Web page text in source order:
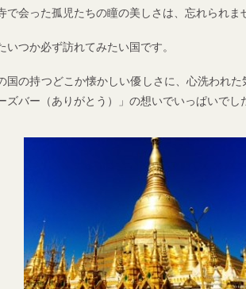
で会った孤児たちの瞳の美しさは、忘れられま
いつか必ず訪れてみたい国です。
国の持つどこか懐かしい優しさに、心洗われ
ズバー（ありがとう）」の想いでいっぱいでし